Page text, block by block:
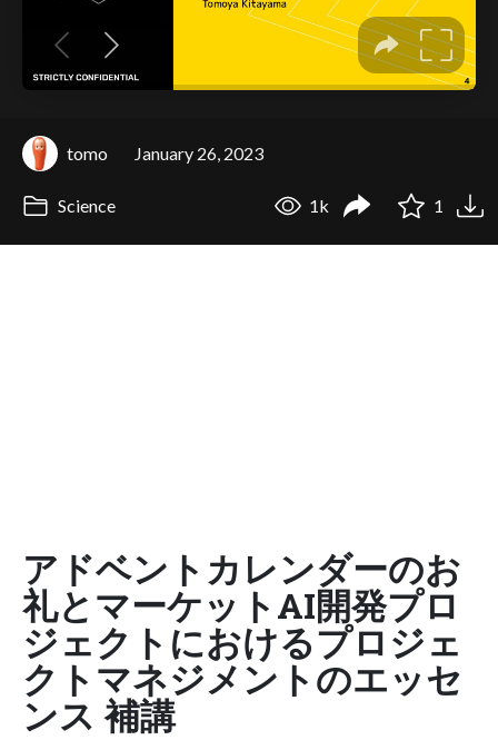
tomo January 26, 2023
Science 1k 1
アドベントカレンダーのお
礼とマーケットAI開発プロ
ジェクトにおけるプロジェ
クトマネジメントのエッセ
ンス 補講